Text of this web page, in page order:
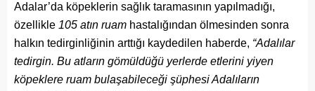
Adalar’da köpeklerin sağlık taramasının yapılmadığı,
özellikle 105 atın ruam hastalığından ölmesinden sonra
halkın tedirginliğinin arttığı kaydedilen haberde, “Adalılar
tedirgin. Bu atların gömüldüğü yerlerde etlerini yiyen
köpeklere ruam bulaşabileceği şüphesi Adalıların